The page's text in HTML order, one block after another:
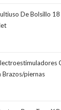
es:
De Bolsillo
Brazos/piernas